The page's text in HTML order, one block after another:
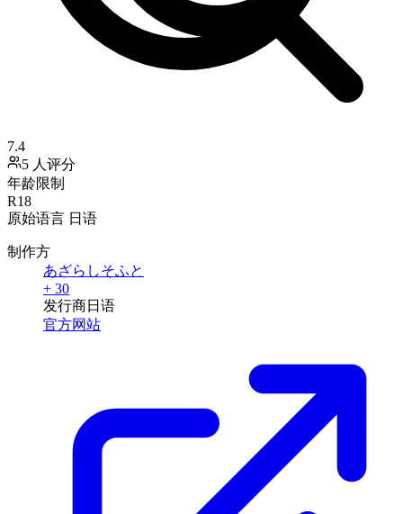
7.4
5 人评分
年龄限制
R18
原始语言 日语
制作方
あざらしそふと
+ 30
发行商日语
官方网站